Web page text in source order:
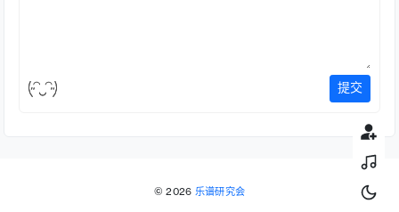
提交
© 2026 乐谱研究会